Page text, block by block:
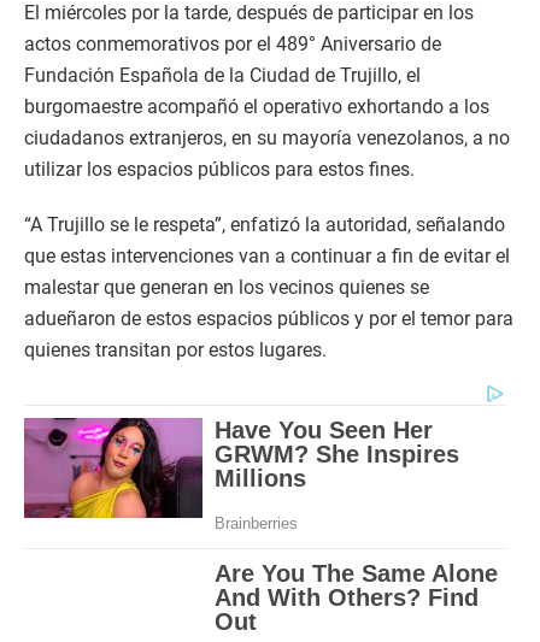
El miércoles por la tarde, después de participar en los
actos conmemorativos por el 489° Aniversario de
Fundación Española de la Ciudad de Trujillo, el
burgomaestre acompañó el operativo exhortando a los
ciudadanos extranjeros, en su mayoría venezolanos, a no
utilizar los espacios públicos para estos fines.
“A Trujillo se le respeta”, enfatizó la autoridad, señalando
que estas intervenciones van a continuar a fin de evitar el
malestar que generan en los vecinos quienes se
adueñaron de estos espacios públicos y por el temor para
quienes transitan por estos lugares.